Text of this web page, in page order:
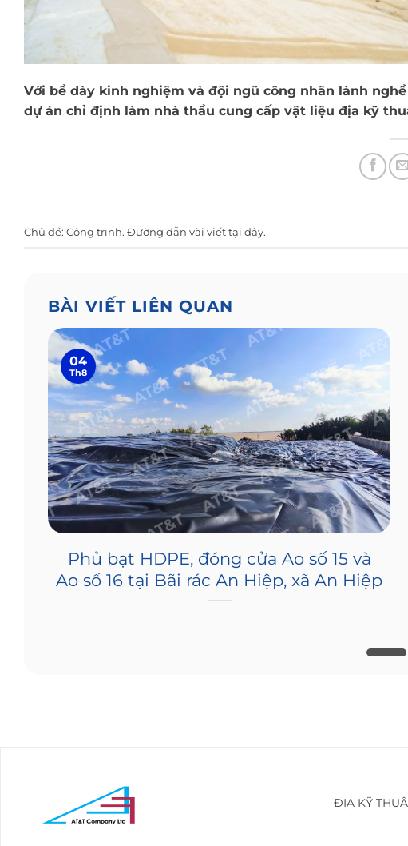
Với bề dày kinh nghiệm và đội ngũ công nhân lành
dự án chỉ định làm nhà thầu cung cấp vật liệu địa kỹ
Chủ đề: Công trình. Đường dẫn vài viết tại đây.
BÀI VIẾT LIÊN QUAN
Phủ bạt HDPE, đóng cửa Ao số 15 và
Ao số 16 tại Bãi rác An Hiệp, xã An Hiệp
04
Th8
ĐỊA KỸ